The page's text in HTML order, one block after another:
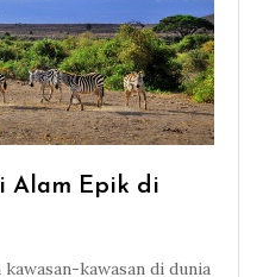
Alam Epik di
kawasan di dunia